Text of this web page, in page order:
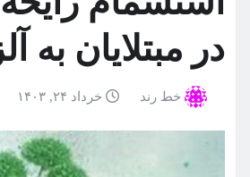
در مبتلایان به
خط رند خرداد ۲۴, ۱۴۰۳